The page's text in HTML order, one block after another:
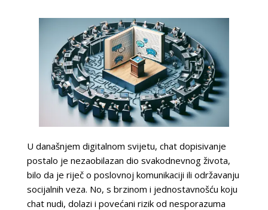
U današnjem digitalnom svijetu, chat dopisivanje
postalo je nezaobilazan dio svakodnevnog života,
bilo da je riječ o poslovnoj komunikaciji ili održavanju
socijalnih veza. No, s brzinom i jednostavnošću koju
chat nudi, dolazi i povećani rizik od nesporazuma